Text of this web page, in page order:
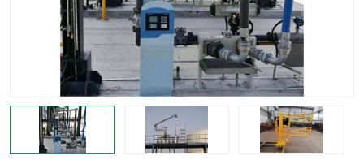
紧急脱离干式接头 火车鹤管
汽车鹤管 顶部鹤管
底部鹤管 低温鹤管
浮动出油装置 鹤管